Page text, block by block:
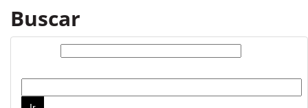
Buscar